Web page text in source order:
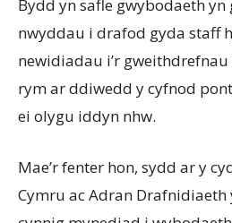
Bydd yn safle gwybodaeth
nwyddau i drafod gyda staff
newidiadau i’r
rym ar ddiwedd y cyfnod
ei olygu iddyn nhw.
Mae’r fenter hon, sydd ar y
Cymru ac Adran Drafnidiaeth